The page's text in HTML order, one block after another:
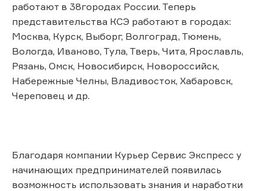
работают в 38городах России. Теперь
представительства КСЭ работают в городах:
Москва, Курск, Выборг, Волгоград, Тюмень,
Вологда, Иваново, Тула, Тверь, Чита, Ярославль,
Рязань, Омск, Новосибирск, Новороссийск,
Набережные Челны, Владивосток, Хабаровск,
Череповец и др.
Благодаря компании Курьер Сервис Экспресс у
начинающих предпринимателей появилась
возможность использовать знания и наработки